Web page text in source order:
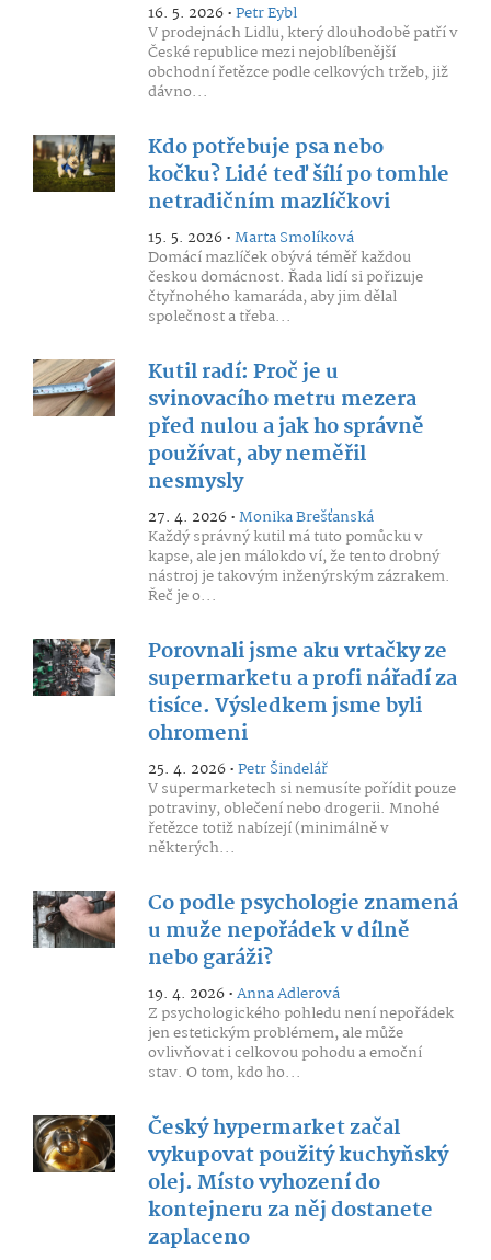
16. 5. 2026 •Petr Eybl
V prodejnách Lidlu, který dlouhodobě patří v
České republice mezi nejoblíbenější
obchodní řetězce podle celkových tržeb, již
dávno...
Kdo potřebuje psa nebo
kočku? Lidé teď šílí po tomhle
netradičním mazlíčkovi
15. 5. 2026 •Marta Smolíková
Domácí mazlíček obývá téměř každou
českou domácnost. Řada lidí si pořizuje
čtyřnohého kamaráda, aby jim dělal
společnost a třeba...
Kutil radí: Proč je u
svinovacího metru mezera
před nulou a jak ho správně
používat, aby neměřil
nesmysly
27. 4. 2026 •Monika Brešťanská
Každý správný kutil má tuto pomůcku v
kapse, ale jen málokdo ví, že tento drobný
nástroj je takovým inženýrským zázrakem.
Řeč je o...
Porovnali jsme aku vrtačky ze
supermarketu a profi nářadí za
tisíce. Výsledkem jsme byli
ohromeni
25. 4. 2026 •Petr Šindelář
V supermarketech si nemusíte pořídit pouze
potraviny, oblečení nebo drogerii. Mnohé
řetězce totiž nabízejí (minimálně v
některých...
Co podle psychologie znamená
u muže nepořádek v dílně
nebo garáži?
19. 4. 2026 •Anna Adlerová
Z psychologického pohledu není nepořádek
jen estetickým problémem, ale může
ovlivňovat i celkovou pohodu a emoční
stav. O tom, kdo ho...
Český hypermarket začal
vykupovat použitý kuchyňský
olej. Místo vyhození do
kontejneru za něj dostanete
zaplaceno